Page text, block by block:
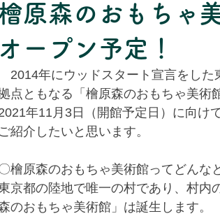
原森のおもちゃ
オープン予定！
2014年にウッドスタート宣言をした
点ともなる「檜原森のおもちゃ美術
年11月3日（開館予定日）に向け
ご紹介したいと思います。
檜原森のおもちゃ美術館ってどんな
京都の陸地で唯一の村であり、村内
のおもちゃ美術館」は誕生します。